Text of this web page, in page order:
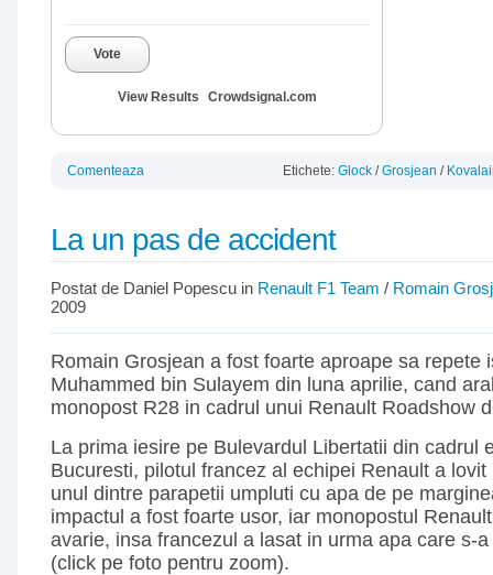
Vote
View Results Crowdsignal.com
Comenteaza Etichete: Glock /Grosjean /
La un pas de accident
Postat de Daniel Popescu in Renault F1 Team / Romain
2009
Romain Grosjean a fost foarte aproape sa repete
Muhammed bin Sulayem din luna aprilie, cand
monopost R28 in cadrul unui Renault Roadshow
La prima iesire pe Bulevardul Libertatii din cadrul
Bucuresti, pilotul francez al echipei Renault a
unul dintre parapetii umpluti cu apa de pe
impactul a fost foarte usor, iar monopostul
avarie, insa francezul a lasat in urma apa care s-
(click pe foto pentru zoom).